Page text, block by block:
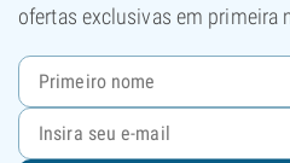
ofertas exclusivas em primeira